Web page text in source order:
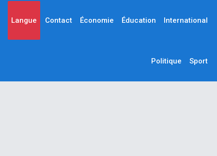
Langue Contact Économie Éducation International
Politique Sport